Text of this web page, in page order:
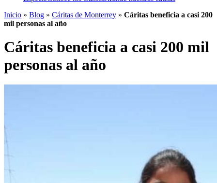
Inicio » Blog » Cáritas de Monterrey » Cáritas beneficia a casi 200
mil personas al año
Cáritas beneficia a casi 200 mil
personas al año